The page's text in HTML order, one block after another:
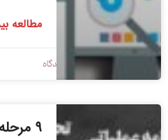
مطالعه
بدون دیدگاه
۹